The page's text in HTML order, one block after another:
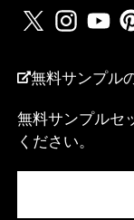
.
私は...
無料サンプル
無料サンプルセ
ください。